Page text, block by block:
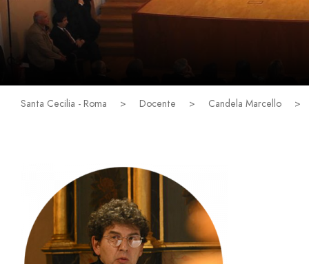
Santa Cecilia - Roma > Docente > Candela Marcello >